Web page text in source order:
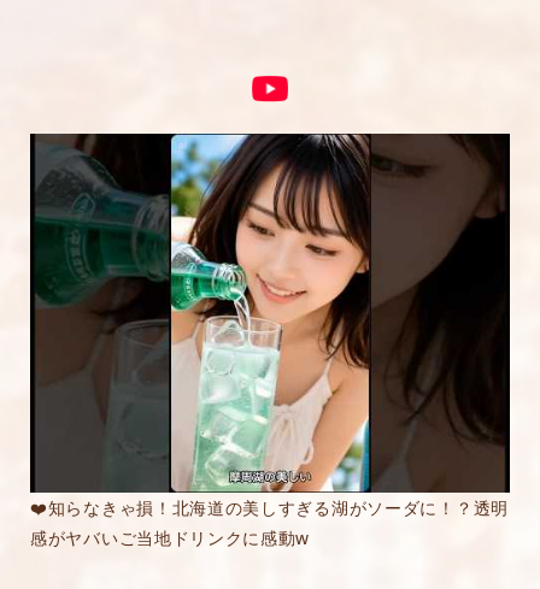
5段階評価をつけてください
★
★★
★★★
★★★★
★★★★★
内容をご確認の上、「レビューを送信する」ボ
タンから送信ください。
❤️知らなきゃ損！北海道の美しすぎる湖がソーダに！？透明
感がヤバいご当地ドリンクに感動w